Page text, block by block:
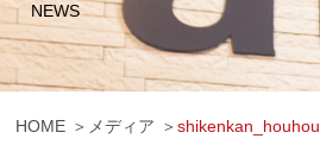
NEWS
HOME メディア shikenkan_houhou